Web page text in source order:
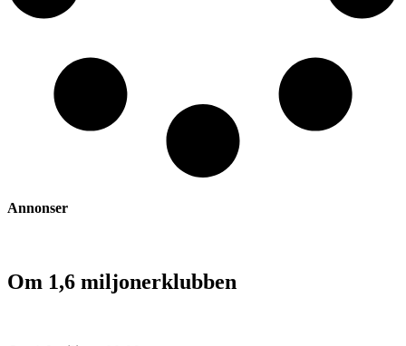
Annonser
Om 1,6 miljonerklubben